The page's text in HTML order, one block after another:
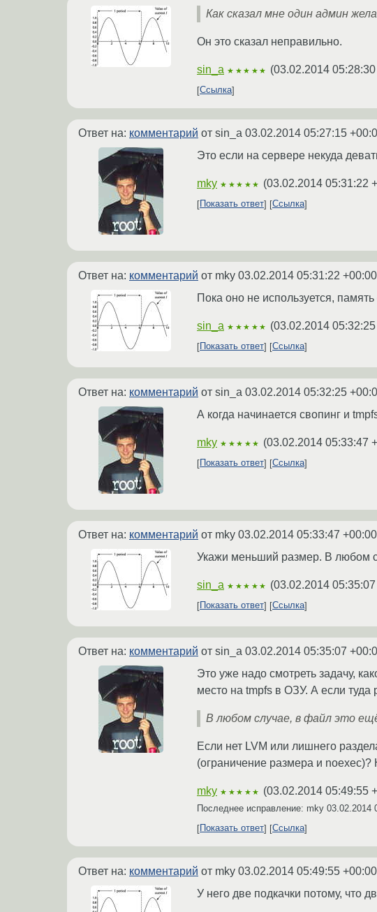
Как сказал мне один админ
Он это сказал неправильно.
sin_a ★★★★★ (03.02.2014
Ссылка
Ответ на: комментарий от sin_a 03.02.2014 05:27:15
Это если на сервере некуда
mky ★★★★★ (03.02.2014 05:31:22
Показать ответ Ссылка
Ответ на: комментарий от mky 03.02.2014 05:31:22 +00:00
Пока оно не используется,
sin_a ★★★★★ (03.02.2014
Показать ответ Ссылка
Ответ на: комментарий от sin_a 03.02.2014 05:32:25
А когда начинается свопинг и
mky ★★★★★ (03.02.2014 05:33:47
Показать ответ Ссылка
Ответ на: комментарий от mky 03.02.2014 05:33:47 +00:00
Укажи меньший размер. В любом
sin_a ★★★★★ (03.02.2014
Показать ответ Ссылка
Ответ на: комментарий от sin_a 03.02.2014 05:35:07
Это уже надо смотреть задачу,
место на tmpfs в ОЗУ. А если
В любом случае, в файл это
Если нет LVM или лишнего
(ограничение размера и
mky ★★★★★ (03.02.2014 05:49:55
Последнее исправление: mky 03.02.2014
Показать ответ
Ссылка
Ответ на: комментарий от mky 03.02.2014 05:49:55 +00:00
У него две подкачки потому, что